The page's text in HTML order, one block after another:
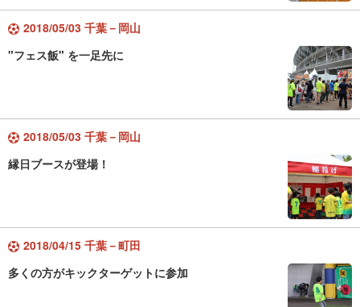
2018/05/03 千葉－岡山
"フェス飯" を一足先に
2018/05/03 千葉－岡山
縁日ブースが登場！
2018/04/15 千葉－町田
多くの方がキックターゲットに参加